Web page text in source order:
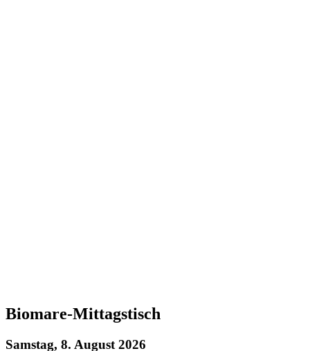
Biomare-Mittagstisch
Samstag, 8. August 2026